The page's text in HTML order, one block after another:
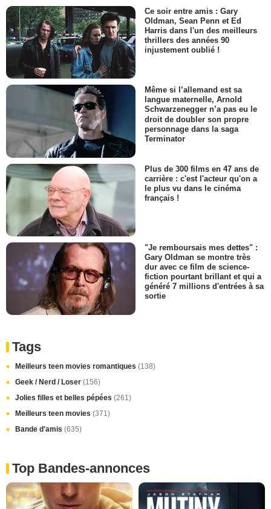
Ce soir entre amis : Gary
Oldman, Sean Penn et Ed
Harris dans l'un des meilleurs
thrillers des années 90
injustement oublié !
Même si l’allemand est sa
langue maternelle, Arnold
Schwarzenegger n’a pas eu le
droit de doubler son propre
personnage dans la saga
Terminator
Plus de 300 films en 47 ans de
carrière : c'est l'acteur qu'on a
le plus vu dans le cinéma
français !
"Je remboursais mes dettes" :
Gary Oldman se montre très
dur avec ce film de science-
fiction pourtant brillant et qui a
généré 7 millions d'entrées à sa
sortie
Tags
Meilleurs teen movies romantiques (138)
Geek / Nerd / Loser (156)
Jolies filles et belles pépées (261)
Meilleurs teen movies (371)
Bande d'amis (635)
Top Bandes-annonces